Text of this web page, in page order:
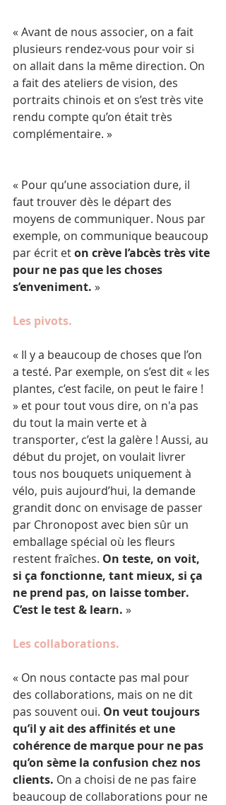
« Avant de nous associer, on a fait
plusieurs rendez-vous pour voir si
on allait dans la même direction. On
a fait des ateliers de vision, des
portraits chinois et on s’est très vite
rendu compte qu’on était très
complémentaire. »
« Pour qu’une association dure, il
faut trouver dès le départ des
moyens de communiquer. Nous par
exemple, on communique beaucoup
par écrit et on crève l’abcès très vite
pour ne pas que les choses
s’enveniment. »
Les pivots.
« Il y a beaucoup de choses que l’on
a testé. Par exemple, on s’est dit « les
plantes, c’est facile, on peut le faire !
» et pour tout vous dire, on n'a pas
du tout la main verte et à
transporter, c’est la galère ! Aussi, au
début du projet, on voulait livrer
tous nos bouquets uniquement à
vélo, puis aujourd’hui, la demande
grandit donc on envisage de passer
par Chronopost avec bien sûr un
emballage spécial où les fleurs
restent fraîches. On teste, on voit,
si ça fonctionne, tant mieux, si ça
ne prend pas, on laisse tomber.
C’est le test & learn. »
Les collaborations.
« On nous contacte pas mal pour
des collaborations, mais on ne dit
pas souvent oui. On veut toujours
qu’il y ait des affinités et une
cohérence de marque pour ne pas
qu’on sème la confusion chez nos
clients. On a choisi de ne pas faire
beaucoup de collaborations pour ne